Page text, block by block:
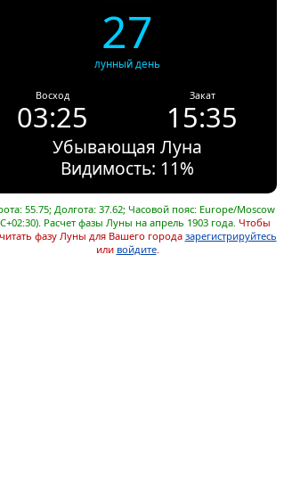
27
лунный день
Восход
03:25
Закат
15:35
Убывающая Луна
Видимость: 11%
55.75; Долгота: 37.62; Часовой пояс: Europe/Moscow
Расчет фазы Луны на апрель 1903 года. Чтобы
фазу Луны для Вашего города зарегистрируйтесь
или войдите.